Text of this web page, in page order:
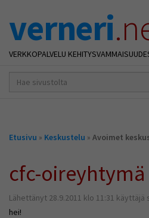
verneri
VERKKOPALVELU
hakusana(t)
Olet
Etusivu » Keskustelu » Avoimet
cfc-oireyhtymä
Lähettänyt 28.9.2011 klo 11:31 käyttäjä
hei!